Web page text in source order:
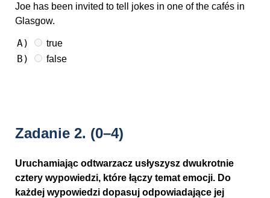
Joe has been invited to tell jokes in one of the cafés in
Glasgow.
A) true
B) false
Zadanie 2. (0–4)
Uruchamiając odtwarzacz usłyszysz dwukrotnie
cztery wypowiedzi, które łączy temat emocji. Do
każdej wypowiedzi dopasuj odpowiadające jej